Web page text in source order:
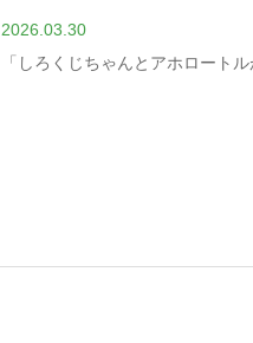
2026.03.30
「しろくじちゃんとアホロート